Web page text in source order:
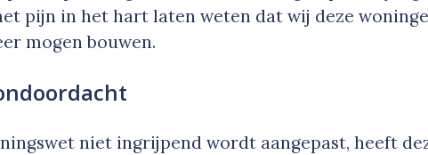
pijn in het hart laten weten dat wij deze
mogen bouwen.
niet ingrijpend wordt aangepast, heeft